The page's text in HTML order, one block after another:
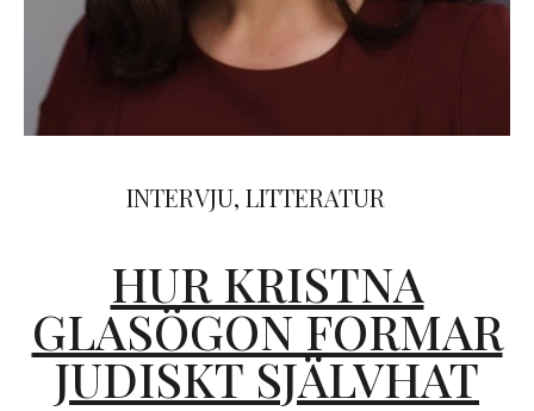
INTERVJU, LITTERATUR
HUR KRISTNA
GLASÖGON FORMAR
JUDISKT SJÄLVHAT